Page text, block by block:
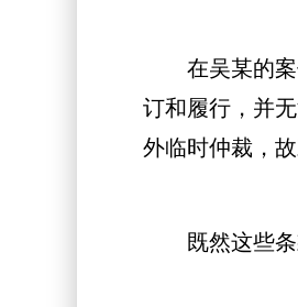
在吴某的案件
订和履行，并
外临时仲裁，
既然这些条